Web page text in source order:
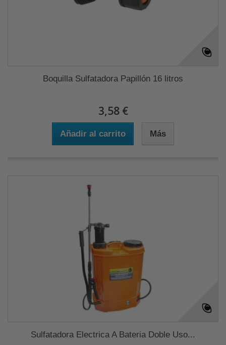
Boquilla Sulfatadora Papillón 16 litros
3,58 €
Añadir al carrito Más
Sulfatadora Electrica A Bateria Doble Uso...